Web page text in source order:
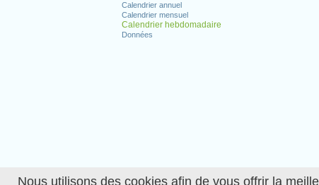
Nous utilisons des cookies afin de vous offrir la
Calendrier annuel
Calendrier mensuel
Calendrier hebdomadaire
Données